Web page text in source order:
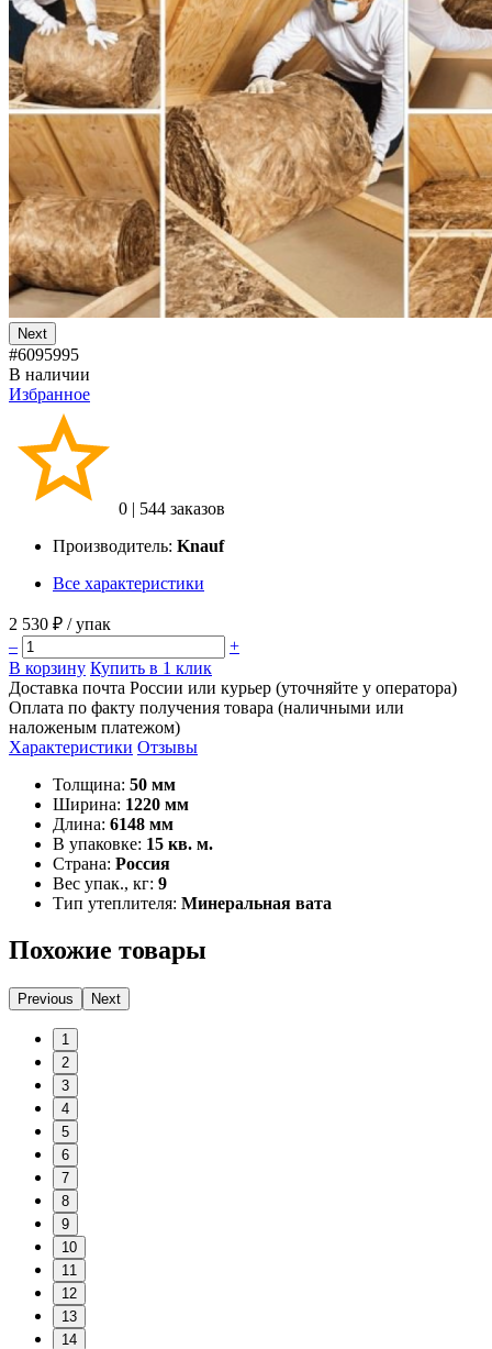
Next
#6095995
В наличии
Избранное
0 | 544 заказов
Производитель: Knauf
Все характеристики
2 530 ₽ / упак
–
+
В корзину Купить в 1 клик
Доставка почта России или курьер (уточняйте у оператора)
Оплата по факту получения товара (наличными или
наложеным платежом)
Характеристики Отзывы
Толщина: 50 мм
Ширина: 1220 мм
Длина: 6148 мм
В упаковке: 15 кв. м.
Страна: Россия
Вес упак., кг: 9
Тип утеплителя: Минеральная вата
Похожие товары
Previous Next
1
2
3
4
5
6
7
8
9
10
11
12
13
14